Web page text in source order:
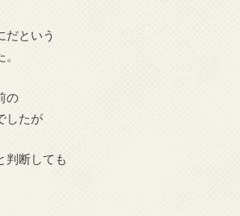
だという
の
したが
判断しても